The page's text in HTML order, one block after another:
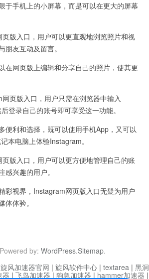
手机上的小屏幕，而是可以在更大的屏幕
入口，用户可以更直观地浏览照片和视
朋友互动及留言。
网页版上编辑和分享自己的照片，使其更
版入口，用户只需在浏览器中输入
登录自己的账号即可享受这一功能。
利和选择，既可以使用手机App，又可以
本电脑上体验Instagram。
入口，用户可以更方便地管理自己的账
感兴趣的用户。
视界，Instagram网页版入口无疑为用户
体体验。
by: WordPress.Sitemap.
旋风加速器官网 | 旋风软件中心 | textarea | 黑
器 | 飞鸟加速器 | 狗急加速器 | hammer加速器